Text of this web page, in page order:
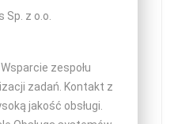
Sp. z o.o.
zespołu
zadań. Kontakt z
jakość obsługi.